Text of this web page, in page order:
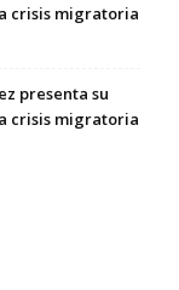
crisis migratoria
presenta su
crisis migratoria